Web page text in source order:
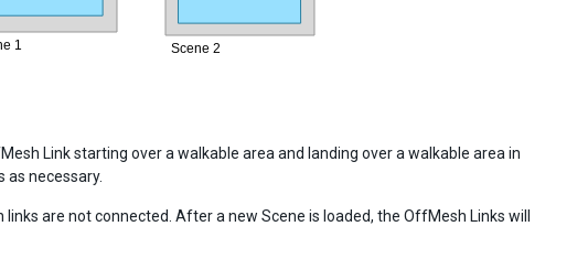
Link starting over a walkable area and landing over a walkable area in
as necessary.
are not connected. After a new Scene is loaded, the OffMesh Links will